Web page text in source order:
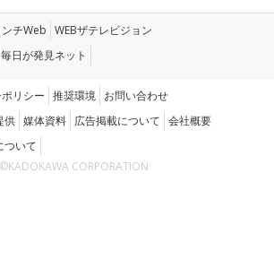
チWeb WEBザテレビジョン
毎日が発見ネット
リシー 推奨環境 お問い合わせ
供 媒体資料 広告掲載について 会社概要
ついて
©KADOKAWA CORPORATION